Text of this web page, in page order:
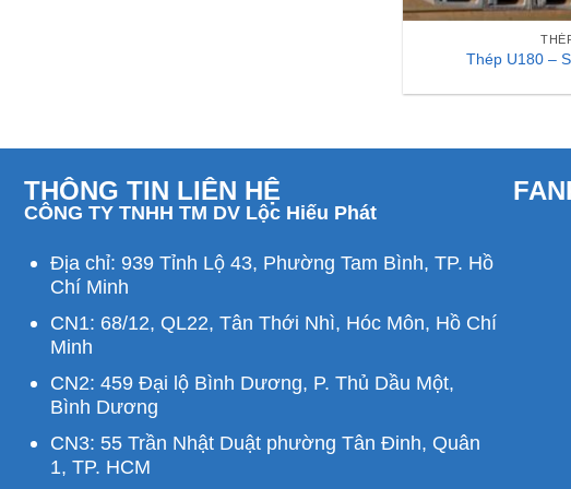
Thép U180 –
THÔNG TIN LIÊN HỆ
CÔNG TY TNHH TM DV Lộc Hiếu Phát
Địa chỉ: 939 Tỉnh Lộ 43, Phường Tam Bình, TP. Hồ
Chí Minh
CN1: 68/12, QL22, Tân Thới Nhì, Hóc Môn, Hồ Chí
Minh
CN2: 459 Đại lộ Bình Dương, P. Thủ Dầu Một,
Bình Dương
CN3: 55 Trần Nhật Duật phường Tân Đinh, Quân
1, TP. HCM